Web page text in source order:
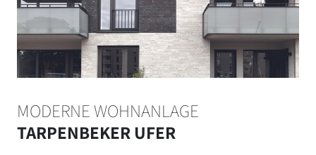
MODERNE WOHNANLAGE
TARPENBEKER UFER